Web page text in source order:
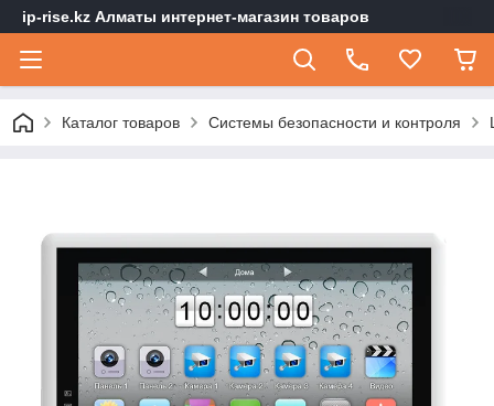
ip-rise.kz Алматы интернет-магазин товаров
Каталог товаров Системы безопасности и контроля